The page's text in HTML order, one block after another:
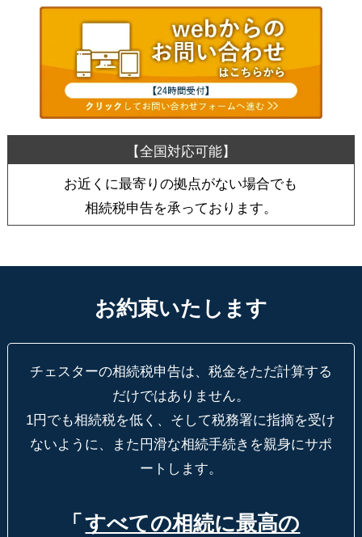
お近くに最寄りの拠点がない場合でも
相続税申告を承っております。
お約束いたします
チェスターの相続税申告は、税金をただ計算する
だけではありません。
1円でも相続税を低く、そして税務署に指摘を受け
ないように、
また円滑な相続手続きを親身にサポ
ートします。
「 すべての相続に最高の